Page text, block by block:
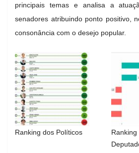
principais temas e analisa a
senadores atribuindo ponto positivo,
consonância com o desejo popular.
Ranking dos Políticos